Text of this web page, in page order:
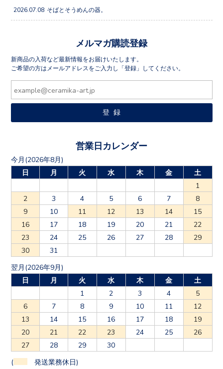
2026.07.08 そばとそうめんの器。
メルマガ購読登録
新商品の入荷など最新情報をお届けいたします。
ご希望の方はメールアドレスをご入力し「登録」してください。
営業日カレンダー
今月(2026年8月)
日
月 火 水 木 金
土
1
2
3 4 5 6 7
8
9
10 11 12 13 14
15
16
17 18 19 20 21
22
23
24 25 26 27 28
29
30
31
翌月(2026年9月)
日
月 火 水 木 金
土
1
2 3 4
5
6
7 8 9 10 11
12
13
14 15 16 17 18
19
20
21 22 23 24 25
26
27
28 29 30
( 発送業務休日)